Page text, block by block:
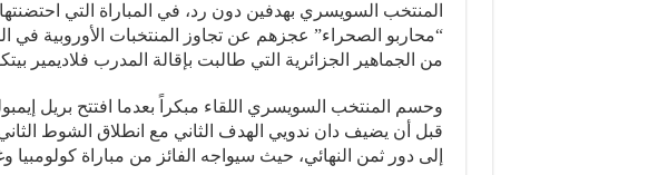
المنتخب السويسري بهدفين دون رد، في المباراة التي
“محاربو الصحراء” عجزهم عن تجاوز المنتخبات الأوروبية
من الجماهير الجزائرية التي طالبت بإقالة المدرب فلاديمير
وحسم المنتخب السويسري اللقاء مبكراً بعدما افتتح بريل
قبل أن يضيف دان ندويي الهدف الثاني مع انطلاق الشوط
إلى دور ثمن النهائي، حيث سيواجه الفائز من مباراة كولومبيا